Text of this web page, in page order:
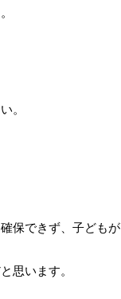
。
保できず、子どもが
思います。